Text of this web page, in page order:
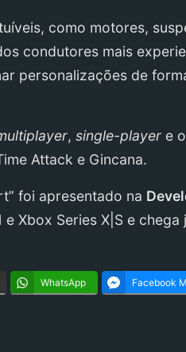
como motores,
condutores mais
personalizações de
,single-player e
Attack e Gincana.
foi apresentado na
Xbox Series X|S e chega
WhatsApp Facebook